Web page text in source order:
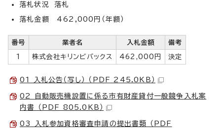
落札状況 落札
落札金額 462,000円（年額）
番号 業者名 入札金額 備考
1 株式会社キリンビバックス 462,000円 決定
01 入札公告（写し） （PDF 245.0KB）
02 自動販売機設置に係る市有財産貸付一般競争入札案
内書 （PDF 805.0KB）
03 入札参加資格審査申請の提出書類 （PDF